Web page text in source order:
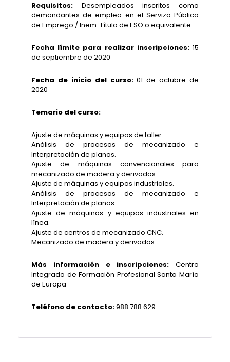
Requisitos: Desempleados inscritos como
demandantes de empleo en el Servizo Público
de Emprego / Inem. Título de ESO o equivalente.
Fecha límite para realizar inscripciones:15
de septiembre de 2020
Fecha de inicio del curso:01 de octubre de
2020
Temario del curso:
Ajuste de máquinas y equipos de taller.
Análisis de procesos de mecanizado e
Interpretación de planos.
Ajuste de máquinas convencionales para
mecanizado de madera y derivados.
Ajuste de máquinas y equipos industriales.
Análisis de procesos de mecanizado e
Interpretación de planos.
Ajuste de máquinas y equipos industriales en
línea.
Ajuste de centros de mecanizado CNC.
Mecanizado de madera y derivados.
Más información e inscripciones: Centro
Integrado de Formación Profesional Santa María
de Europa
Teléfono de contacto:988 788 629